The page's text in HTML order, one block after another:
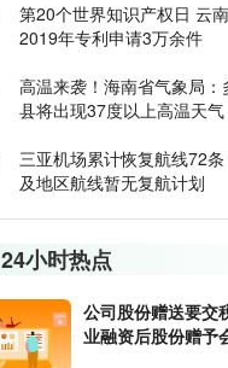
第20个世界知识产权日 云南
2019年专利申请3万余件
高温来袭！海南省气象局：
县将出现37度以上高温天气
三亚机场累计恢复航线72
及地区航线暂无复航计划
24小时热点
公司股份赠送要交
业融资后股份赠予